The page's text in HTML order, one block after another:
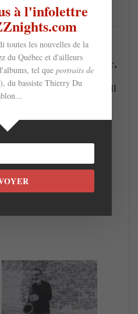
collaboration spéciale
Mark est journaliste, critique,
et photographe dans le
la musique, spécialisé en jazz. Il
sur le jazz et la musique et
à 2005 pour le Globe and Mail
et plusieurs autres
à l'infolettre
toutes les nouvelles de la
du Québec et d'ailleurs
tel queportraits de
du bassiste Thierry Du